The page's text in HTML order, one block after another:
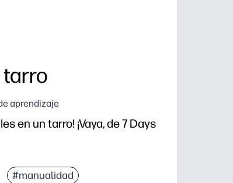
tarro
aprendizaje
en un tarro! ¡Vaya, de 7 Days
#manualidad